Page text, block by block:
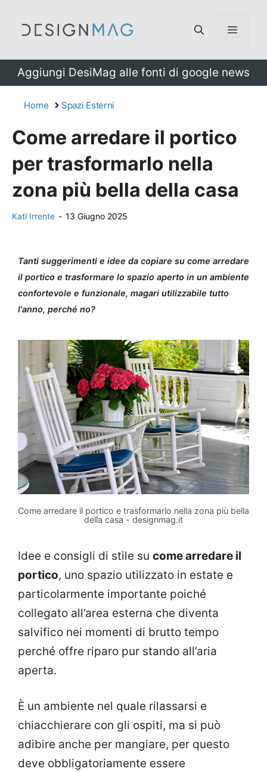
Menu
Aggiungi DesiMag alle fonti di google news
Home Spazi Esterni
Come arredare il portico
per trasformarlo nella
zona più bella della casa
Kati Irrente - 13 Giugno 2025
Tanti suggerimenti e idee da copiare su come arredare
il portico e trasformare lo spazio aperto in un ambiente
confortevole e funzionale, magari utilizzabile tutto
l'anno, perché no?
Come arredare il portico e trasformarlo nella zona più bella
della casa - designmag.it
Idee e consigli di stile su come arredare il
portico, uno spazio utilizzato in estate e
particolarmente importante poiché
collegato all’area esterna che diventa
salvifico nei momenti di brutto tempo
perché offre riparo pur stando all’aria
aperta.
È un ambiente nel quale rilassarsi e
chiacchierare con gli ospiti, ma si può
adibire anche per mangiare, per questo
deve obbligatoriamente essere